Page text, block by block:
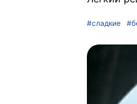
#сладкие